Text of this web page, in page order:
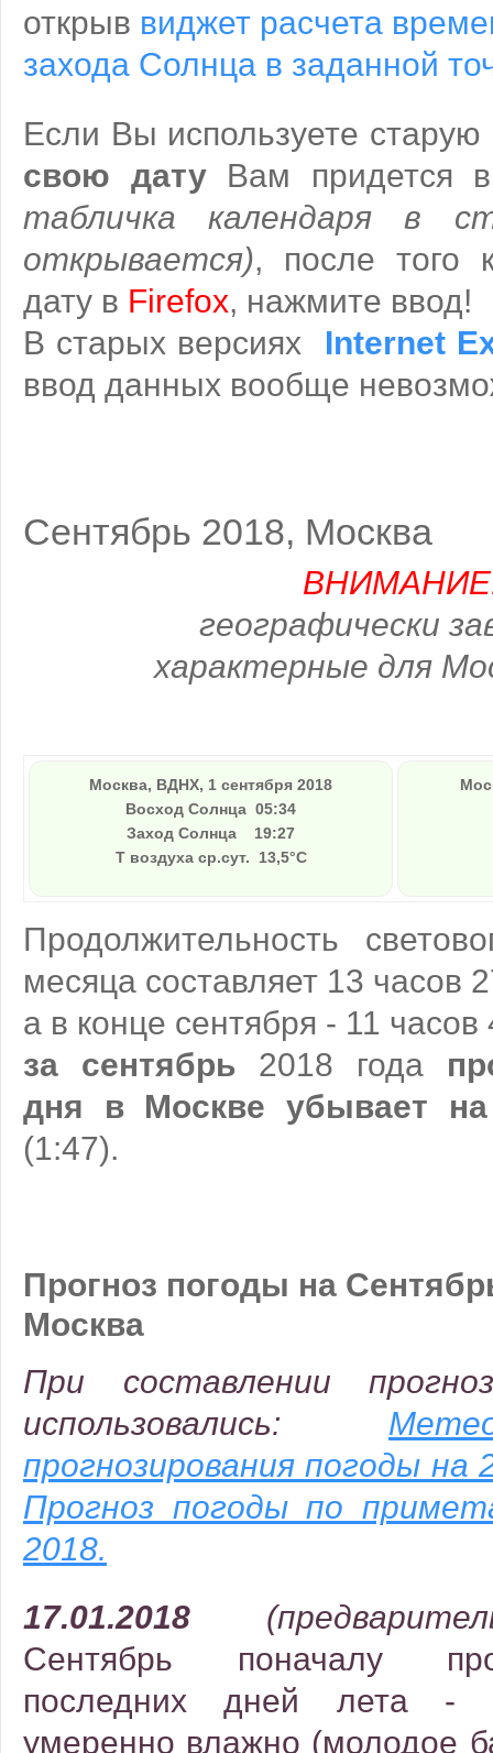
открыв виджет расчета
захода Солнца в заданной
Если Вы используете
свою датуВам придется
табличка календаря в
открывается), после того
дату в Firefox, нажмите ввод!
В старых версиях Internet
ввод данных вообще
Сентябрь 2018, Москва
географически
характерные для
Москва, ВДНХ, 1 сентября 2018
Восход Солнца 05:34
Заход Солнца 19:27
Т воздуха ср.сут. 13,5°C
Продолжительность
месяца составляет 13 часов
а в конце сентября - 11
за сентябрь 2018 года
дня в Москве убывает
(1:47).
Прогноз погоды на
Москва
При составлении
использовались:
прогнозирования погоды на
Прогноз погоды по
2018.
17.01.2018
Сентябрь поначалу
последних дней лета -
умеренно влажно (молодое